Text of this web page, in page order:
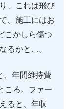
、これは飛び
、施工にはお
こかしら傷つ
るかと…。
、年間維持費
ころ。ファー
ると、年収